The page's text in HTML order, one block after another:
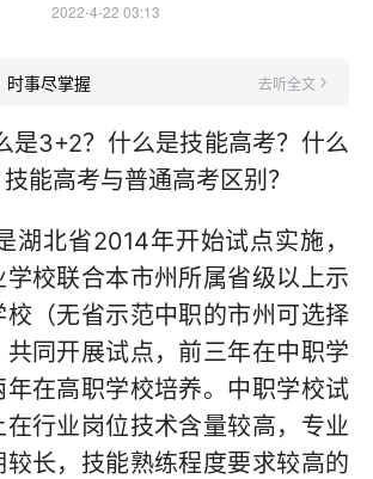
2022-4-22 03:13
时事尽掌握 去听全文
是3+2？什么是技能高考？什么
能高考与普通高考区别？
湖北省2014年开始试点实施，
学校联合本市州所属省级以上示
校（无省示范中职的市州可选择
同开展试点，前三年在中职学
在高职学校培养。中职学校试
行业岗位技术含量较高，专业
长，技能熟练程度要求较高的